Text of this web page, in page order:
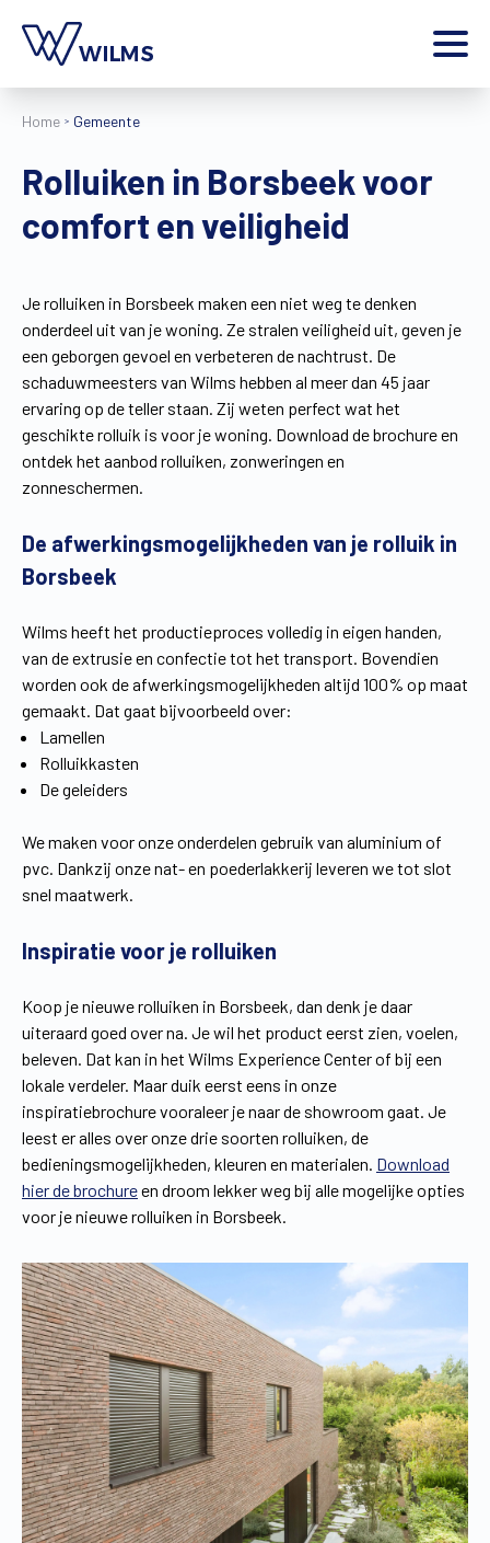
Home
Producten
Inspiratie
Contact
Extra
Jobs
Wilms World
NL
Home Gemeente
Rolluiken in Borsbeek voor
comfort en veiligheid
Je rolluiken in Borsbeek maken een niet weg te denken
onderdeel uit van je woning. Ze stralen veiligheid uit, geven je
een geborgen gevoel en verbeteren de nachtrust. De
schaduwmeesters van Wilms hebben al meer dan 45 jaar
ervaring op de teller staan. Zij weten perfect wat het
geschikte rolluik is voor je woning. Download de brochure en
ontdek het aanbod rolluiken, zonweringen en
zonneschermen.
De afwerkingsmogelijkheden van je rolluik in
Borsbeek
Wilms heeft het productieproces volledig in eigen handen,
van de extrusie en confectie tot het transport. Bovendien
worden ook de afwerkingsmogelijkheden altijd 100% op maat
gemaakt. Dat gaat bijvoorbeeld over:
Lamellen
Rolluikkasten
De geleiders
We maken voor onze onderdelen gebruik van aluminium of
pvc. Dankzij onze nat- en poederlakkerij leveren we tot slot
snel maatwerk.
Inspiratie voor je rolluiken
Koop je nieuwe rolluiken in Borsbeek, dan denk je daar
uiteraard goed over na. Je wil het product eerst zien, voelen,
beleven. Dat kan in het Wilms Experience Center of bij een
lokale verdeler. Maar duik eerst eens in onze
inspiratiebrochure vooraleer je naar de showroom gaat. Je
leest er alles over onze drie soorten rolluiken, de
bedieningsmogelijkheden, kleuren en materialen. Download
hier de brochureen droom lekker weg bij alle mogelijke opties
voor je nieuwe rolluiken in Borsbeek.